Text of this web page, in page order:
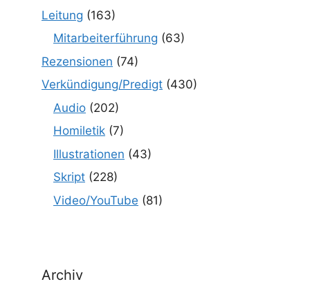
Leitung (163)
Mitarbeiterführung (63)
Rezensionen (74)
Verkündigung/Predigt (430)
Audio (202)
Homiletik (7)
Illustrationen (43)
Skript (228)
Video/YouTube (81)
Archiv